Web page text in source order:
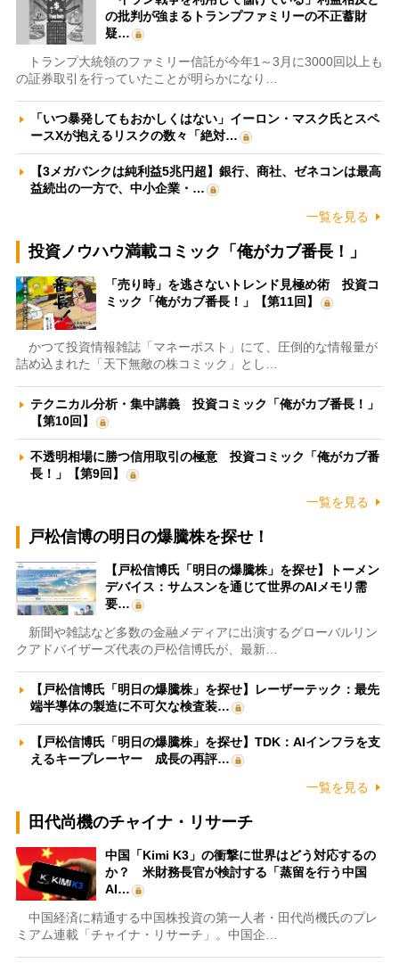
の批判が強まるトランプファミリーの不正蓄財
疑…
トランプ大統領のファミリー信託が今年1～3月に3000回以上も
の証券取引を行っていたことが明らかになり…
「いつ暴発してもおかしくはない」イーロン・マスク氏とスペ
ースXが抱えるリスクの数々「絶対…
【3メガバンクは純利益5兆円超】銀行、商社、ゼネコンは最高
益続出の一方で、中小企業・…
一覧を見る
投資ノウハウ満載コミック「俺がカブ番長！」
「売り時」を逃さないトレンド見極め術 投資コ
ミック「俺がカブ番長！」【第11回】
かつて投資情報雑誌「マネーポスト」にて、圧倒的な情報量が
詰め込まれた「天下無敵の株コミック」とし…
テクニカル分析・集中講義 投資コミック「俺がカブ番長！」
【第10回】
不透明相場に勝つ信用取引の極意 投資コミック「俺がカブ番
長！」【第9回】
一覧を見る
戸松信博の明日の爆騰株を探せ！
【戸松信博氏「明日の爆騰株」を探せ】トーメン
デバイス：サムスンを通じて世界のAIメモリ需
要…
新聞や雑誌など多数の金融メディアに出演するグローバルリン
クアドバイザーズ代表の戸松信博氏が、最新…
【戸松信博氏「明日の爆騰株」を探せ】レーザーテック：最先
端半導体の製造に不可欠な検査装…
【戸松信博氏「明日の爆騰株」を探せ】TDK：AIインフラを支
えるキープレーヤー 成長の再評…
一覧を見る
田代尚機のチャイナ・リサーチ
中国「Kimi K3」の衝撃に世界はどう対応するの
か？ 米財務長官が検討する「蒸留を行う中国
AI…
中国経済に精通する中国株投資の第一人者・田代尚機氏のプレ
ミアム連載「チャイナ・リサーチ」。中国企…